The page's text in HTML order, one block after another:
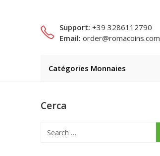
Support: +39 3286112790
Email: order@romacoins.com
Catégories Monnaies
Cerca